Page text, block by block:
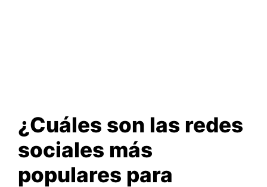
¿Cuáles son las redes
sociales más
populares para